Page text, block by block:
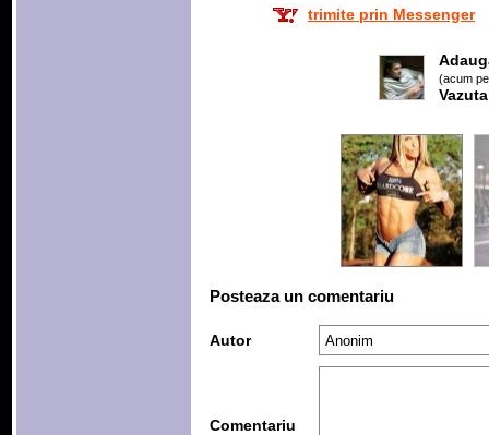
trimite prin Messenger
(acum
Vazuta
Posteaza un comentariu
Autor
Comentariu